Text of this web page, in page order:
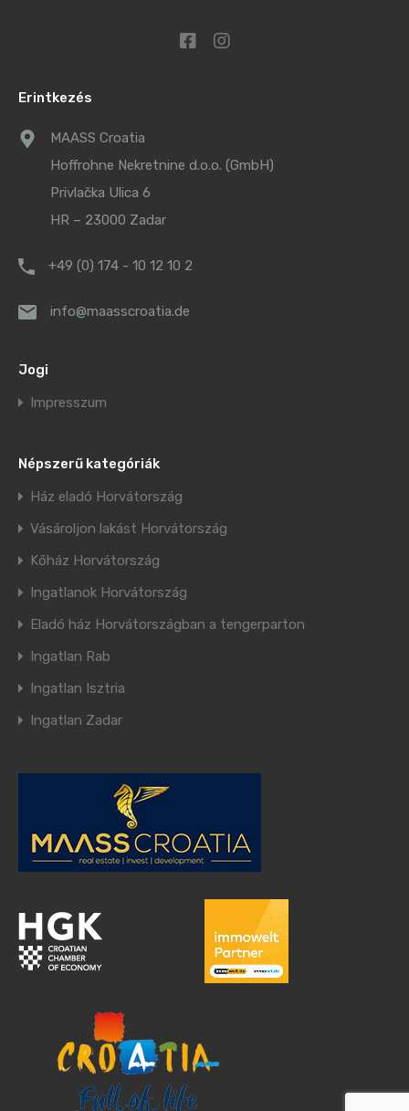
Erintkezés
MAASS Croatia
Hoffrohne Nekretnine d.o.o. (GmbH)
Privlačka Ulica 6
HR – 23000 Zadar
+49 (0) 174 - 10 12 10 2
info@maasscroatia.de
Jogi
Impresszum
Népszerű kategóriák
Ház eladó Horvátország
Vásároljon lakást Horvátország
Kőház Horvátország
Ingatlanok Horvátország
Eladó ház Horvátországban a tengerparton
Ingatlan Rab
Ingatlan Isztria
Ingatlan Zadar